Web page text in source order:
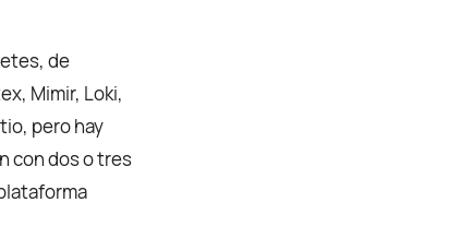
de
Mimir, Loki,
pero hay
con dos o tres